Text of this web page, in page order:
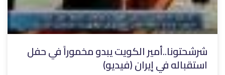
شرشحتونا..أمير الكويت يبدو مخموراً في حفل
استقباله في إيران (فيديو)